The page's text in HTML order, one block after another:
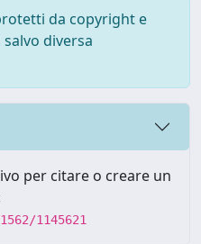
da copyright e
diversa
per citare o creare un
1145621